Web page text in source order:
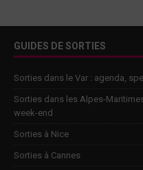
GUIDES DE SORTIES
Sorties dans le Var : agenda,
Sorties dans les Alpes-
week-end
Sorties à Nice
Sorties à Cannes